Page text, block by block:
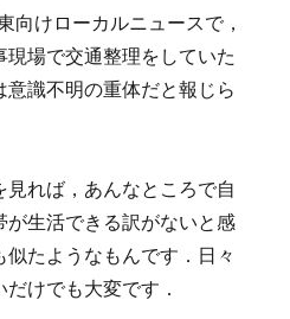
向けローカルニュースで，
場で交通整理をしていた
識不明の重体だと報じら
れば，あんなところで自
生活できる訳がないと感
たようなもんです．日々
けでも大変です．